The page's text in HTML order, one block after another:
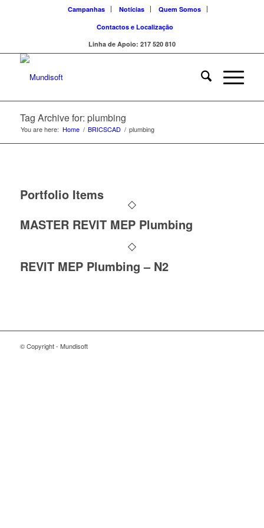
Campanhas Notícias
Quem Somos
Contactos e Localização
Linha de Apoio: 217 520 810
Tag Archive for: plumbing
You are here: Home / BRICSCAD / plumbing
Portfolio Items
MASTER REVIT MEP Plumbing
REVIT MEP Plumbing – N2
© Copyright - Mundisoft